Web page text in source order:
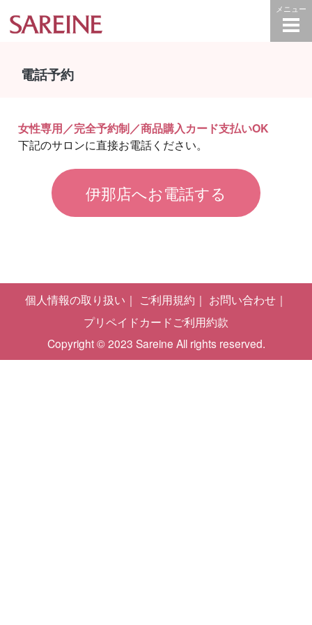
電話予約
女性専用／完全予約制／商品購入カード支払いOK
下記のサロンに直接お電話ください。
伊那店へお電話する
個人情報の取り扱い ご利用規約
お問い合わせ
プリペイドカードご利用約款
Copyright © 2023 Sareine All rights reserved.